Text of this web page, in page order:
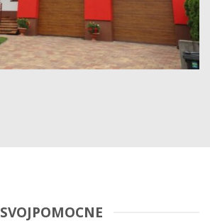
SVOJPOMOCNE